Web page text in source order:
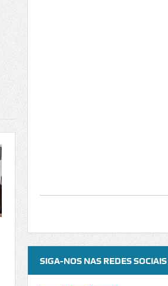
SIGA-NOS NAS REDES SOCIAIS